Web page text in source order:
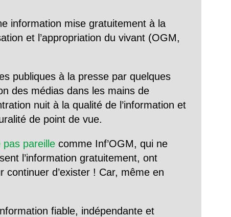
information mise gratuitement à la
et l’appropriation du vivant (OGM,
publiques à la presse par quelques
des médias dans les mains de
nuit à la qualité de l’information et
de point de vue.
pas pareille comme Inf’OGM, qui ne
l’information gratuitement, ont
d’exister ! Car, même en
fiable, indépendante et